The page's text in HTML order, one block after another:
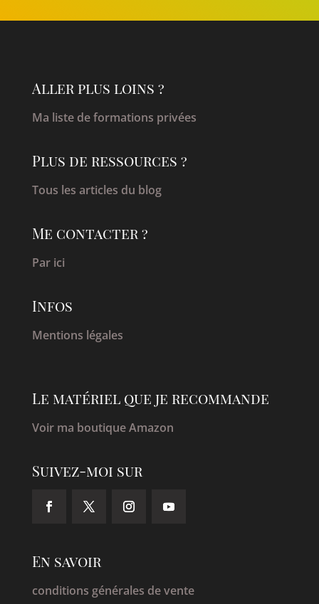
Aller plus loins ?
Ma liste de formations privées
Plus de ressources ?
Tous les articles du blog
Me contacter ?
Par ici
Infos
Mentions légales
Le matériel que je recommande
Voir ma boutique Amazon
Suivez-moi sur
En savoir
conditions générales de vente